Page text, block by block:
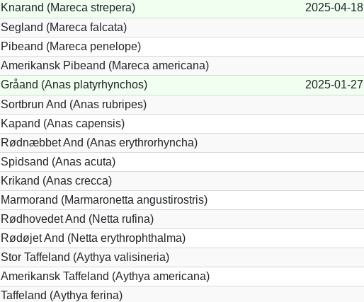
Knarand (Mareca strepera) 2025-04-18
Segland (Mareca falcata)
Pibeand (Mareca penelope)
Amerikansk Pibeand (Mareca americana)
Gråand (Anas platyrhynchos) 2025-01-27
Sortbrun And (Anas rubripes)
Kapand (Anas capensis)
Rødnæbbet And (Anas erythrorhyncha)
Spidsand (Anas acuta)
Krikand (Anas crecca)
Marmorand (Marmaronetta angustirostris)
Rødhovedet And (Netta rufina)
Rødøjet And (Netta erythrophthalma)
Stor Taffeland (Aythya valisineria)
Amerikansk Taffeland (Aythya americana)
Taffeland (Aythya ferina)